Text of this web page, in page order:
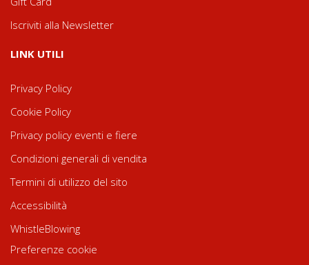
Iscriviti alla Newsletter
LINK UTILI
Privacy Policy
Cookie Policy
Privacy policy eventi e fiere
Condizioni generali di vendita
Termini di utilizzo del sito
Accessibilità
WhistleBlowing
Preferenze cookie